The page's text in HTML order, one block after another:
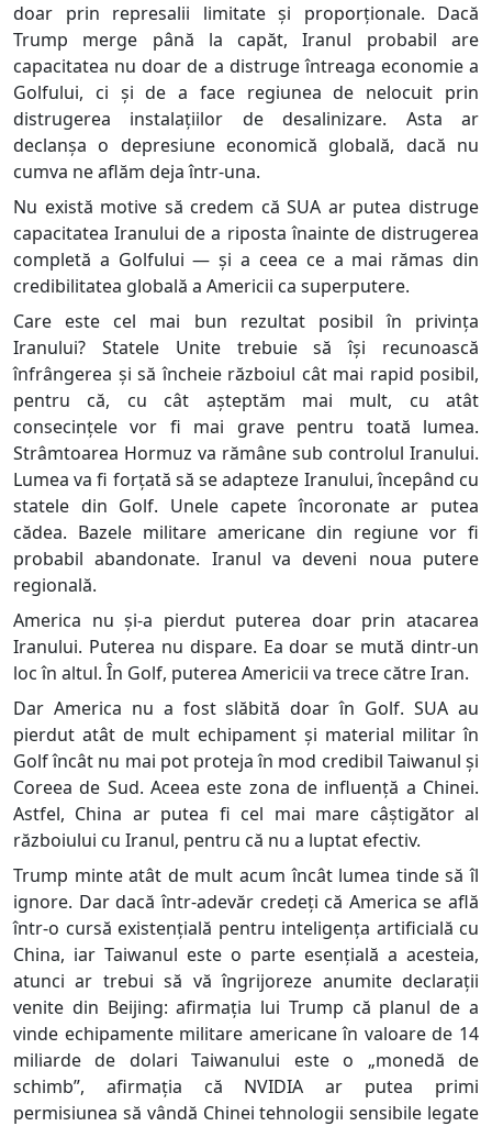
doar prin represalii limitate și proporționale. Dacă
Trump merge până la capăt, Iranul probabil are
capacitatea nu doar de a distruge întreaga economie a
Golfului, ci și de a face regiunea de nelocuit prin
distrugerea instalațiilor de desalinizare. Asta ar
declanșa o depresiune economică globală, dacă nu
cumva ne aflăm deja într-una.
Nu există motive să credem că SUA ar putea distruge
capacitatea Iranului de a riposta înainte de distrugerea
completă a Golfului — și a ceea ce a mai rămas din
credibilitatea globală a Americii ca superputere.
Care este cel mai bun rezultat posibil în privința
Iranului? Statele Unite trebuie să își recunoască
înfrângerea și să încheie războiul cât mai rapid posibil,
pentru că, cu cât așteptăm mai mult, cu atât
consecințele vor fi mai grave pentru toată lumea.
Strâmtoarea Hormuz va rămâne sub controlul Iranului.
Lumea va fi forțată să se adapteze Iranului, începând cu
statele din Golf. Unele capete încoronate ar putea
cădea. Bazele militare americane din regiune vor fi
probabil abandonate. Iranul va deveni noua putere
regională.
America nu și-a pierdut puterea doar prin atacarea
Iranului. Puterea nu dispare. Ea doar se mută dintr-un
loc în altul. În Golf, puterea Americii va trece către Iran.
Dar America nu a fost slăbită doar în Golf. SUA au
pierdut atât de mult echipament și material militar în
Golf încât nu mai pot proteja în mod credibil Taiwanul și
Coreea de Sud. Aceea este zona de influență a Chinei.
Astfel, China ar putea fi cel mai mare câștigător al
războiului cu Iranul, pentru că nu a luptat efectiv.
Trump minte atât de mult acum încât lumea tinde să îl
ignore. Dar dacă într-adevăr credeți că America se află
într-o cursă existențială pentru inteligența artificială cu
China, iar Taiwanul este o parte esențială a acesteia,
atunci ar trebui să vă îngrijoreze anumite declarații
venite din Beijing: afirmația lui Trump că planul de a
vinde echipamente militare americane în valoare de 14
miliarde de dolari Taiwanului este o „monedă de
schimb”, afirmația că NVIDIA ar putea primi
permisiunea să vândă Chinei tehnologii sensibile legate